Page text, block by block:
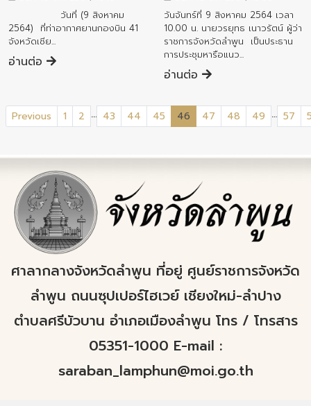
วันที่ (9 สิงหาคม
2564) ที่ท่าอากาศยานกองบิน 41
จังหวัดเชีย...
อ่านต่อ
วันจันทร์ที่ 9 สิงหาคม 2564 เวลา
10.00 น. นายวรยุทธ เนาวรัตน์ ผู้ว่า
ราชการจังหวัดลำพูน เป็นประธาน
การประชุมหารือแนว...
อ่านต่อ
Previous 1 2 ... 43 44 45 46 (current)
47 48 49 ... 57
ศาลากลางจังหวัดลำพูน ที่อยู่ ศูนย์ราชการจังหวัด
ลำพูน ถนนซุปเปอร์ไฮเวย์ เชียงใหม่-ลำปาง
ตำบลศรีบัวบาน อำเภอเมืองลำพูน โทร / โทรสาร
05351-1000 E-mail :
saraban_lamphun@moi.go.th